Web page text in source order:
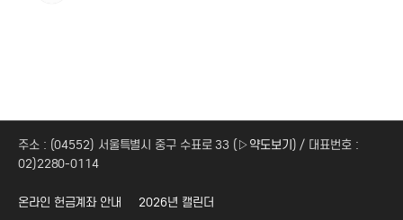
주소 : (04552) 서울특별시 중구 수표로 33 (▷약도보기 ) / 대표번호 :
02)2280-0114
온라인 헌금계좌 안내 2026년 캘린더